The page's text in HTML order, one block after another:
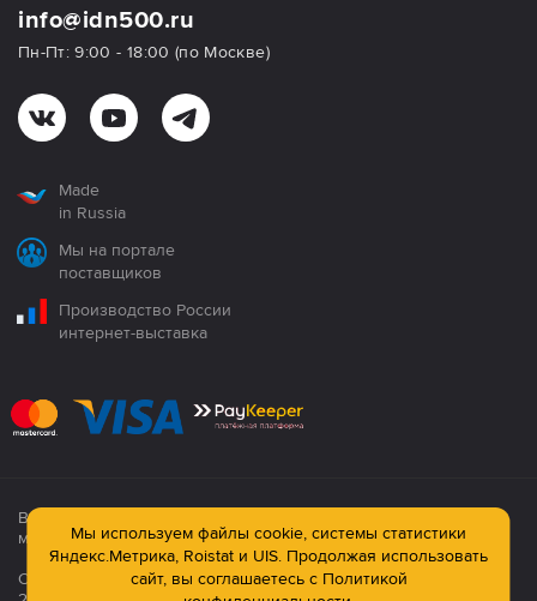
info@idn500.ru
Пн-Пт: 9:00 - 18:00 (по Москве)
Made
in Russia
Мы на портале
поставщиков
Производство России
интернет-выставка
Все продукция сертифицирована. Использование
материалов сайта строго запрещено!
Официальный сайт компании: © ООО ПК «Технология»,
Мы используем файлы cookie, системы статистики
Яндекс.Метрика, Roistat и UIS. Продолжая использовать
сайт, вы соглашаетесь с Политикой